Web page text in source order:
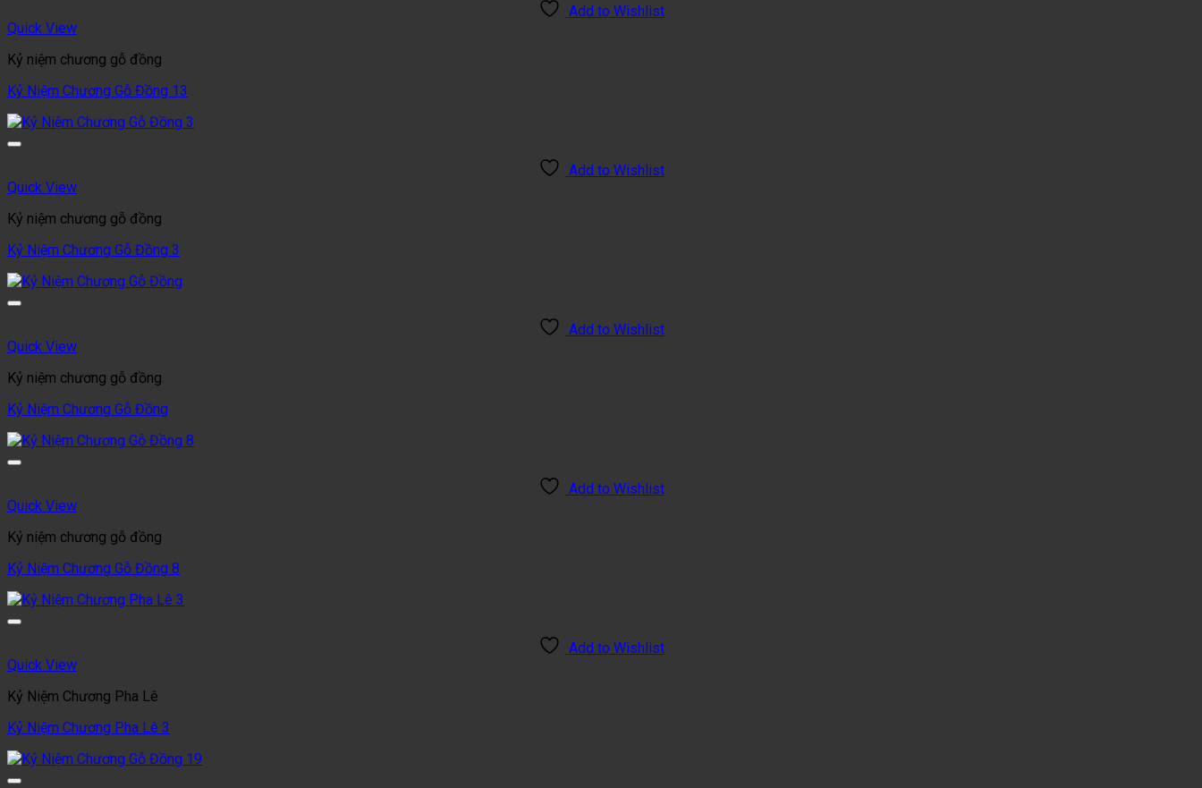
Add to Wishlist
Quick View
Kỷ niệm chương gỗ đồng
Kỷ Niệm Chương Gỗ Đồng 13
Add to Wishlist
Quick View
Kỷ niệm chương gỗ đồng
Kỷ Niệm Chương Gỗ Đồng 3
Add to Wishlist
Quick View
Kỷ niệm chương gỗ đồng
Kỷ Niệm Chương Gỗ Đồng
Add to Wishlist
Quick View
Kỷ niệm chương gỗ đồng
Kỷ Niệm Chương Gỗ Đồng 8
Add to Wishlist
Quick View
Kỷ Niệm Chương Pha Lê
Kỷ Niệm Chương Pha Lê 3